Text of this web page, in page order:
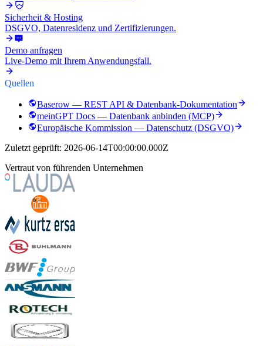
Sicherheit & Hosting
DSGVO, Datenresidenz und Zertifizierungen.
Demo anfragen
Live-Demo mit Ihrem Anwendungsfall.
Quellen
Baserow — REST API & Datenbank-Dokumentation
meinGPT Docs — Datenbank anbinden (MCP)
Europäische Kommission — Datenschutz (DSGVO)
Zuletzt geprüft: 2026-06-14T00:00:00.000Z
Vertraut von führenden Unternehmen